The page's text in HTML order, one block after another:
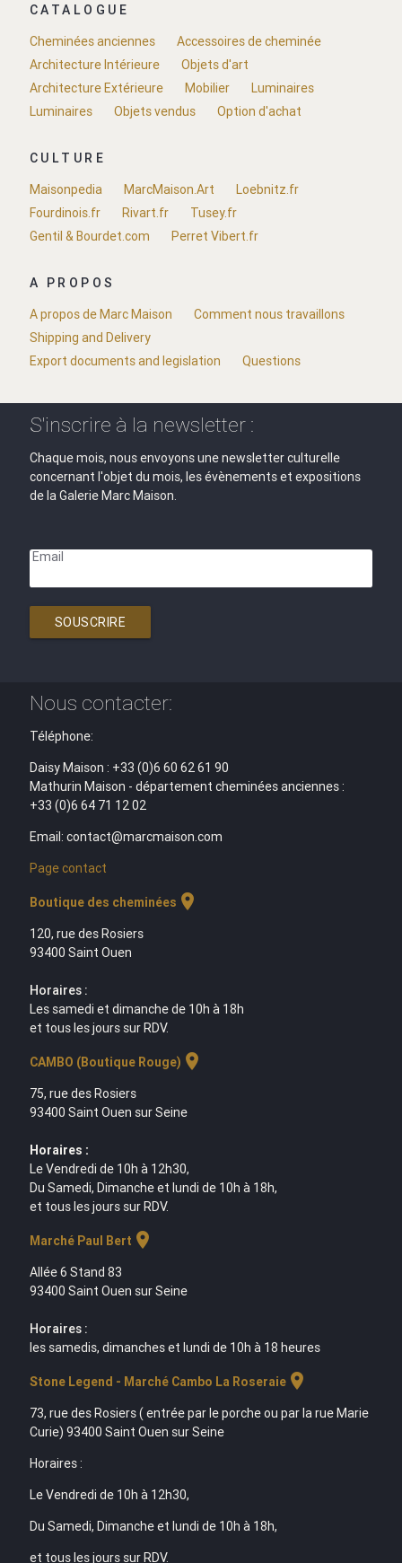
CATALOGUE
Cheminées anciennes
Accessoires de cheminée
Architecture Intérieure
Objets d'art
Architecture Extérieure
Mobilier
Luminaires
Luminaires
Objets vendus Option d'achat
CULTURE
Maisonpedia
MarcMaison.Art
Loebnitz.fr
Fourdinois.fr
Rivart.fr
Tusey.fr
Gentil & Bourdet.com
Perret Vibert.fr
A PROPOS
A propos de Marc Maison
Comment nous travaillons
Shipping and Delivery
Export documents and legislation
Questions
S'inscrire à la newsletter :
Chaque mois, nous envoyons une newsletter culturelle
concernant l'objet du mois, les évènements et expositions
de la Galerie Marc Maison.
Email
SOUSCRIRE
Nous contacter:
Téléphone:
Daisy Maison : +33 (0)6 60 62 61 90
Mathurin Maison - département cheminées anciennes :
+33 (0)6 64 71 12 02
Email: contact@marcmaison.com
Page contact
Boutique des cheminées location_on
120, rue des Rosiers
93400 Saint Ouen
Horaires :
Les samedi et dimanche de 10h à 18h
et tous les jours sur RDV.
CAMBO (Boutique Rouge) location_on
75, rue des Rosiers
93400 Saint Ouen sur Seine
Horaires :
Le Vendredi de 10h à 12h30,
Du Samedi, Dimanche et lundi de 10h à 18h,
et tous les jours sur RDV.
Marché Paul Bert location_on
Allée 6 Stand 83
93400 Saint Ouen sur Seine
Horaires :
les samedis, dimanches et lundi de 10h à 18 heures
Stone Legend - Marché Cambo La Roseraielocation_on
73, rue des Rosiers ( entrée par le porche ou par la rue Marie
Curie) 93400 Saint Ouen sur Seine
Horaires :
Le Vendredi de 10h à 12h30,
Du Samedi, Dimanche et lundi de 10h à 18h,
et tous les jours sur RDV.